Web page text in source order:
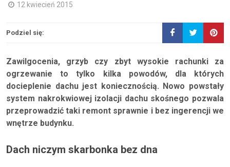
12 kwiecień 2015
Podziel się:
Zawilgocenia, grzyb czy zbyt wysokie rachunki za
ogrzewanie to tylko kilka powodów, dla których
docieplenie dachu jest koniecznością. Nowo powstały
system nakrokwiowej izolacji dachu skośnego pozwala
przeprowadzić taki remont sprawnie i bez ingerencji we
wnętrze budynku.
Dach niczym skarbonka bez dna